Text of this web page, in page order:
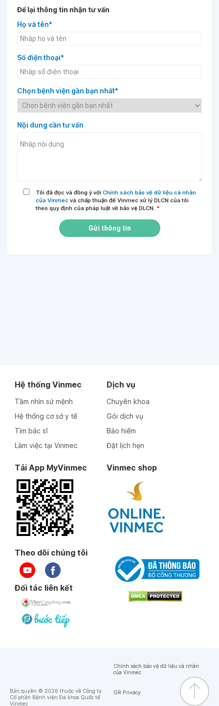
Để lại thông tin nhận tư vấn
Họ và tên*
Số điện thoại*
Chọn bệnh viện gần bạn nhất*
Nội dung cần tư vấn
Tôi đã đọc và đồng ý với Chính sách bảo vệ dữ liệu cá nhân
của Vinmec và chấp thuận để Vinmec xử lý DLCN của tôi
theo quy định của pháp luật về bảo vệ DLCN. *
Gửi thông tin
Hệ thống Vinmec
Tầm nhìn sứ mệnh
Hệ thống cơ sở y tế
Tìm bác sĩ
Làm việc tại Vinmec
Dịch vụ
Chuyên khoa
Gói dịch vụ
Bảo hiểm
Đặt lịch hẹn
Tải App MyVinmec Vinmec shop
Theo dõi chúng tôi
Đối tác liên kết
Bản quyền © 2026 thuộc về Công ty
Cổ phần Bệnh viện Đa khoa Quốc tế
Vinmec
Chính sách bảo vệ dữ liệu cá nhân
của Vinmec
GR Privacy